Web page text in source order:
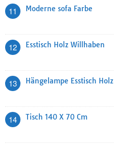
11 Moderne sofa Farbe
12 Esstisch Holz Willhaben
13 Hängelampe Esstisch Holz
14 Tisch 140 X 70 Cm